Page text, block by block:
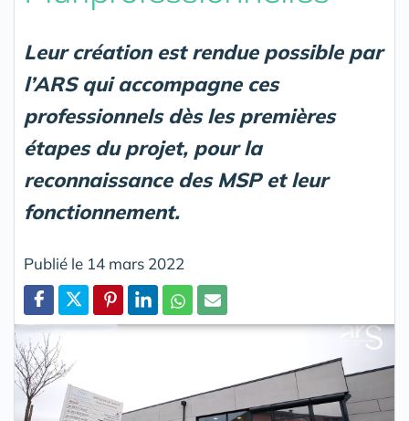
Leur création est rendue possible par
l’ARS qui accompagne ces
professionnels dès les premières
étapes du projet, pour la
reconnaissance des MSP et leur
fonctionnement.
Publié le 14 mars 2022
Partager